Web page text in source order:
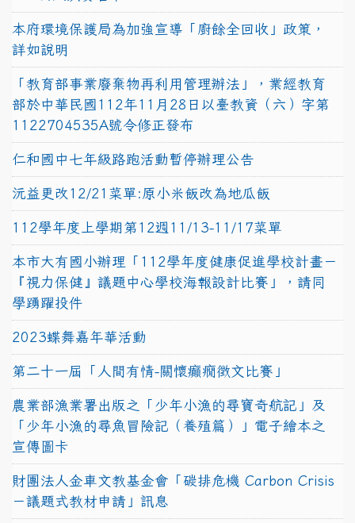
本府環境保護局為加強宣導「廚餘全回收」政策，
詳如說明
「教育部事業廢棄物再利用管理辦法」，業經教育
部於中華民國112年11月28日以臺教資（六）字第
1122704535A號令修正發布
仁和國中七年級路跑活動暫停辦理公告
沅益更改12/21菜單:原小米飯改為地瓜飯
112學年度上學期第12週11/13-11/17菜單
本市大有國小辦理「112學年度健康促進學校計畫－
『視力保健』議題中心學校海報設計比賽」，請同
學踴躍投件
2023蝶舞嘉年華活動
第二十一屆「人間有情-關懷癲癇徵文比賽」
農業部漁業署出版之「少年小漁的尋寶奇航記」及
「少年小漁的尋魚冒險記（養殖篇）」電子繪本之
宣傳圖卡
財團法人金車文教基金會「碳排危機 Carbon Crisis
－議題式教材申請」訊息